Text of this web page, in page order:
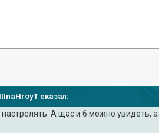
сказал:
А щас и 6 можно увидеть,